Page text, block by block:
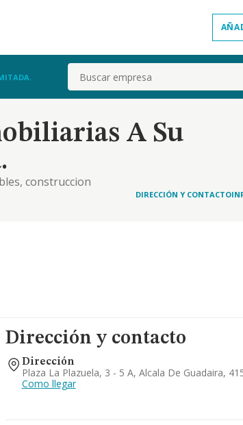
Buscar
A Su
construccion
DIRECCIÓN Y CONTACTO
Dirección y contacto
Dirección
Plaza La Plazuela, 3 - 5 A, Alcala De Guadaira,
Como llegar